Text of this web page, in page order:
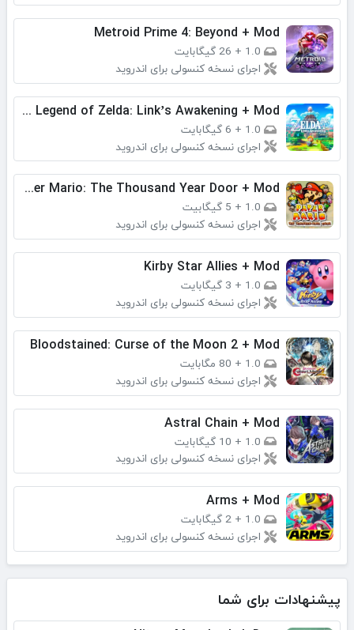
Metroid Prime 4: Beyond + Mod
1.0
+ 26 گیگابایت
اجرای نسخه کنسولی برای اندروید
The Legend of Zelda: Link’s Awakening + Mod
1.0
+ 6 گیگابایت
اجرای نسخه کنسولی برای اندروید
Paper Mario: The Thousand Year Door + Mod
1.0
+ 5 گیگابیت
اجرای نسخه کنسولی برای اندروید
Kirby Star Allies + Mod
1.0
+ 3 گیگابایت
اجرای نسخه کنسولی برای اندروید
Bloodstained: Curse of the Moon 2 + Mod
1.0
+ 80 مگابایت
اجرای نسخه کنسولی برای اندروید
Astral Chain + Mod
1.0
+ 10 گیگابایت
اجرای نسخه کنسولی برای اندروید
Arms + Mod
1.0
+ 2 گیگابایت
اجرای نسخه کنسولی برای اندروید
پیشنهادات برای شما